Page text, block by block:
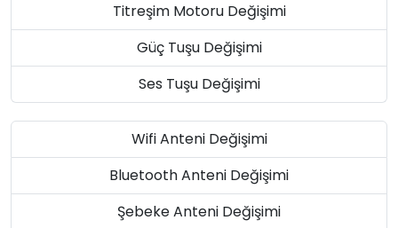
Titreşim Motoru Değişimi
Güç Tuşu Değişimi
Ses Tuşu Değişimi
Wifi Anteni Değişimi
Bluetooth Anteni Değişimi
Şebeke Anteni Değişimi